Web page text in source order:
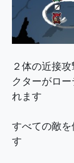
２体の近接
クターがロ
れます
すべての敵
す